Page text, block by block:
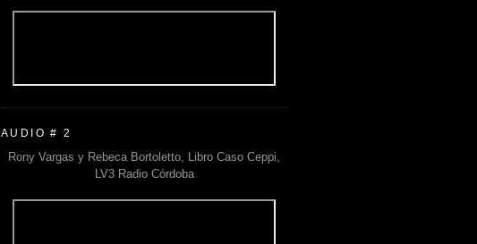
AUDIO # 2
Rony Vargas y Rebeca Bortoletto, Libro Caso Ceppi,
LV3 Radio Córdoba